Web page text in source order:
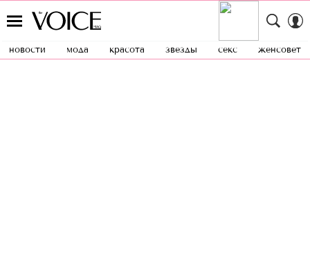
новости мода красота звезды секс женсовет